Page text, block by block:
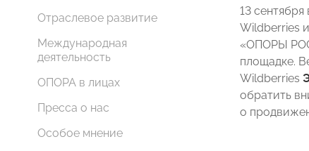
Отраслевое развитие
Международная
деятельность
ОПОРА в лицах
Пресса о нас
Особое мнение
13
Wildberries
«ОПОРЫ
площадке.
Wildberries
обратить
о